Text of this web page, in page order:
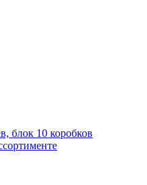
блок 10 коробков